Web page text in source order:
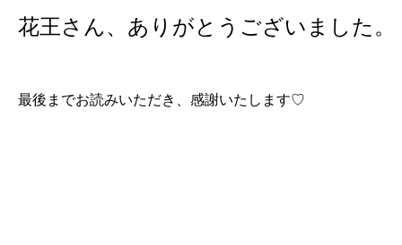
花王さん、ありがとうございました。
最後までお読みいただき、感謝いたします♡